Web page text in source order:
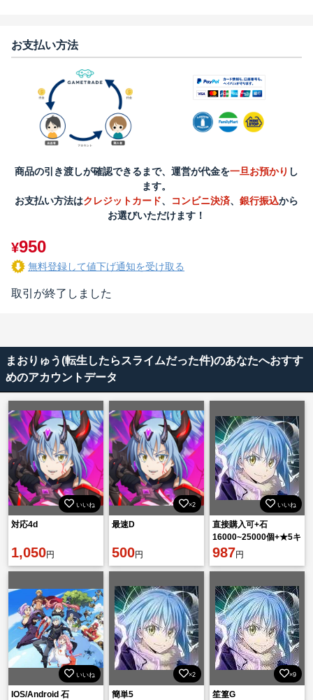
お支払い方法
商品の引き渡しが確認できるまで、運営が代金を一旦お預かり し
ます。
お支払い方法はクレジットカード、 コンビニ決済、 銀行振込から
お選びいただけます！
¥950
無料登録して値下げ通知を受け取る
取引が終了しました
まおりゅう(転生したらスライムだった件)のあなたへおすす
めのアカウントデータ
いいね
対応4d
1,050円
×2
最速D
500円
いいね
直接購入可+石
16000~25000個+★5キ
ャラ49~65体【重複含
め】iOS/Android
987円
いいね
IOS/Android 石
×2
簡単5
×9
笙篁G